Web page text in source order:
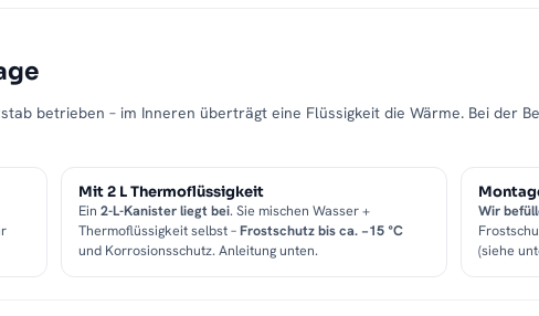
betrieben – im Inneren überträgt eine Flüssigkeit die Wärme. Bei der
Mit 2 L Thermoflüssigkeit
Ein2-L-Kanister liegt bei. Sie mischen Wasser +
Thermoflüssigkeit selbst –Frostschutz bis ca. −15 °C
und Korrosionsschutz. Anleitung unten.
Wir
(siehe